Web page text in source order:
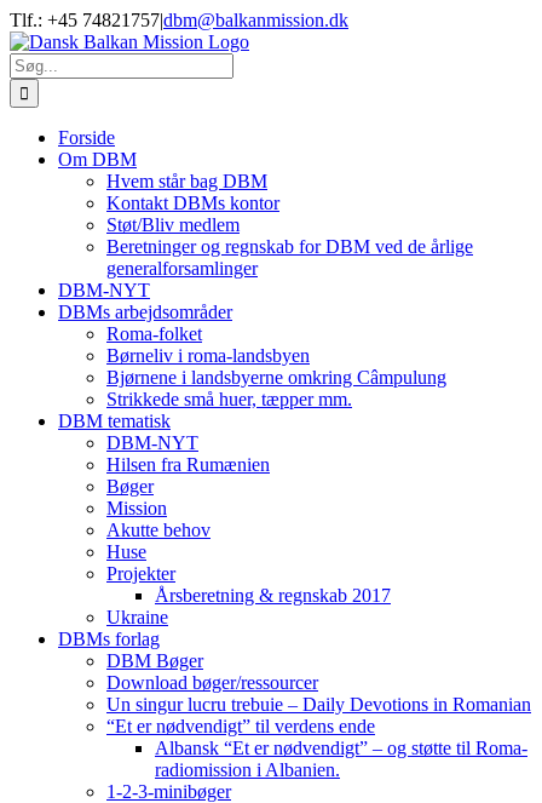
Skip
to
content
Tlf.: +45 74821757|dbm@balkanmission.dk
Søg
efter:
Forside
Om DBM
Hvem står bag DBM
Kontakt DBMs kontor
Støt/Bliv medlem
Beretninger og regnskab for DBM ved de årlige
generalforsamlinger
DBM-NYT
DBMs arbejdsområder
Roma-folket
Børneliv i roma-landsbyen
Bjørnene i landsbyerne omkring Câmpulung
Strikkede små huer, tæpper mm.
DBM tematisk
DBM-NYT
Hilsen fra Rumænien
Bøger
Mission
Akutte behov
Huse
Projekter
Årsberetning & regnskab 2017
Ukraine
DBMs forlag
DBM Bøger
Download bøger/ressourcer
Un singur lucru trebuie – Daily Devotions in Romanian
“Et er nødvendigt” til verdens ende
Albansk “Et er nødvendigt” – og støtte til Roma-
radiomission i Albanien.
1-2-3-minibøger